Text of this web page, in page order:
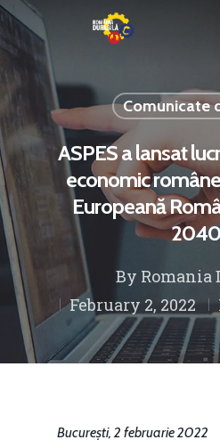
Hit enter to search
Comunicate
ASPES a lansat
economic
Europeană
By Romania
February 2, 2022
București, 2 februarie 2022